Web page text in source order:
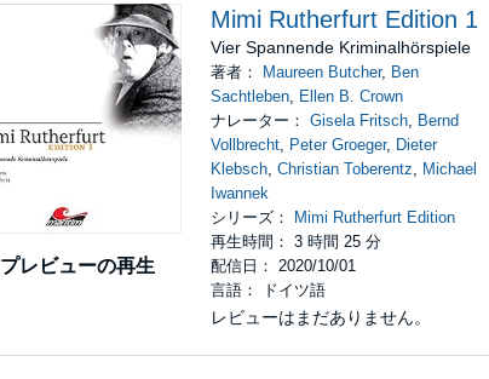
プレビューの再生
Mimi Rutherfurt Edition 1
Vier Spannende Kriminalhörspiele
著者： Maureen Butcher, Ben
Sachtleben, Ellen B. Crown
ナレーター：Gisela Fritsch, Bernd
Vollbrecht, Peter Groeger, Dieter
Klebsch,Christian Toberentz, Michael
Iwannek
シリーズ：
Mimi Rutherfurt Edition
再生時間： 3 時間 25 分
配信日： 2020/10/01
言語： ドイツ語
レビューはまだありません。